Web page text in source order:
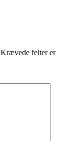
Krævede felter er